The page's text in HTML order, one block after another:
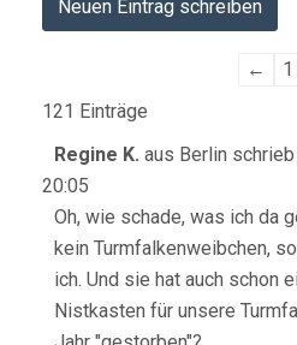
← 1
121 Einträge
Regine K. aus Berlin schrieb
20:05
Oh, wie schade, was ich da
kein Turmfalkenweibchen,
ich. Und sie hat auch schon
Nistkasten für unsere